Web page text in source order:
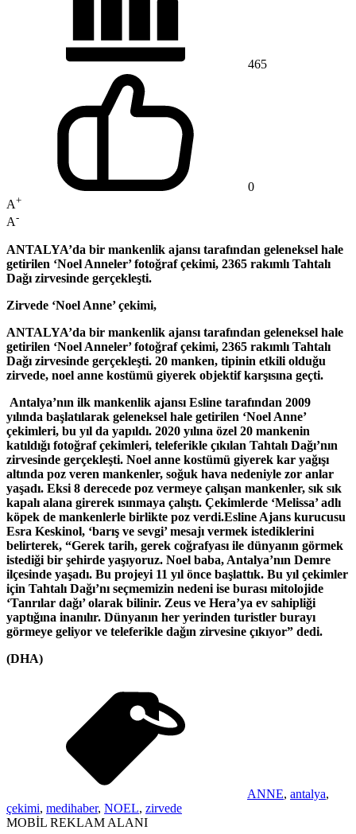
465
0
A+
A-
ANTALYA’da bir mankenlik ajansı tarafından geleneksel hale
getirilen ‘Noel Anneler’ fotoğraf çekimi, 2365 rakımlı Tahtalı
Dağı zirvesinde gerçekleşti.
Zirvede ‘Noel Anne’ çekimi,
ANTALYA’da bir mankenlik ajansı tarafından geleneksel hale
getirilen ‘Noel Anneler’ fotoğraf çekimi, 2365 rakımlı Tahtalı
Dağı zirvesinde gerçekleşti. 20 manken, tipinin etkili olduğu
zirvede, noel anne kostümü giyerek objektif karşısına geçti.
Antalya’nın ilk mankenlik ajansı Esline tarafından 2009
yılında başlatılarak geleneksel hale getirilen ‘Noel Anne’
çekimleri, bu yıl da yapıldı. 2020 yılına özel 20 mankenin
katıldığı fotoğraf çekimleri, teleferikle çıkılan Tahtalı Dağı’nın
zirvesinde gerçekleşti. Noel anne kostümü giyerek kar yağışı
altında poz veren mankenler, soğuk hava nedeniyle zor anlar
yaşadı. Eksi 8 derecede poz vermeye çalışan mankenler, sık sık
kapalı alana girerek ısınmaya çalıştı. Çekimlerde ‘Melissa’ adlı
köpek de mankenlerle birlikte poz verdi.Esline Ajans kurucusu
Esra Keskinol, ‘barış ve sevgi’ mesajı vermek istediklerini
belirterek, “Gerek tarih, gerek coğrafyası ile dünyanın görmek
istediği bir şehirde yaşıyoruz. Noel baba, Antalya’nın Demre
ilçesinde yaşadı. Bu projeyi 11 yıl önce başlattık. Bu yıl çekimler
için Tahtalı Dağı’nı seçmemizin nedeni ise burası mitolojide
‘Tanrılar dağı’ olarak bilinir. Zeus ve Hera’ya ev sahipliği
yaptığına inanılır. Dünyanın her yerinden turistler burayı
görmeye geliyor ve teleferikle dağın zirvesine çıkıyor” dedi.
(DHA)
ANNE, antalya,
çekimi, medihaber, NOEL, zirvede
MOBİL REKLAM ALANI